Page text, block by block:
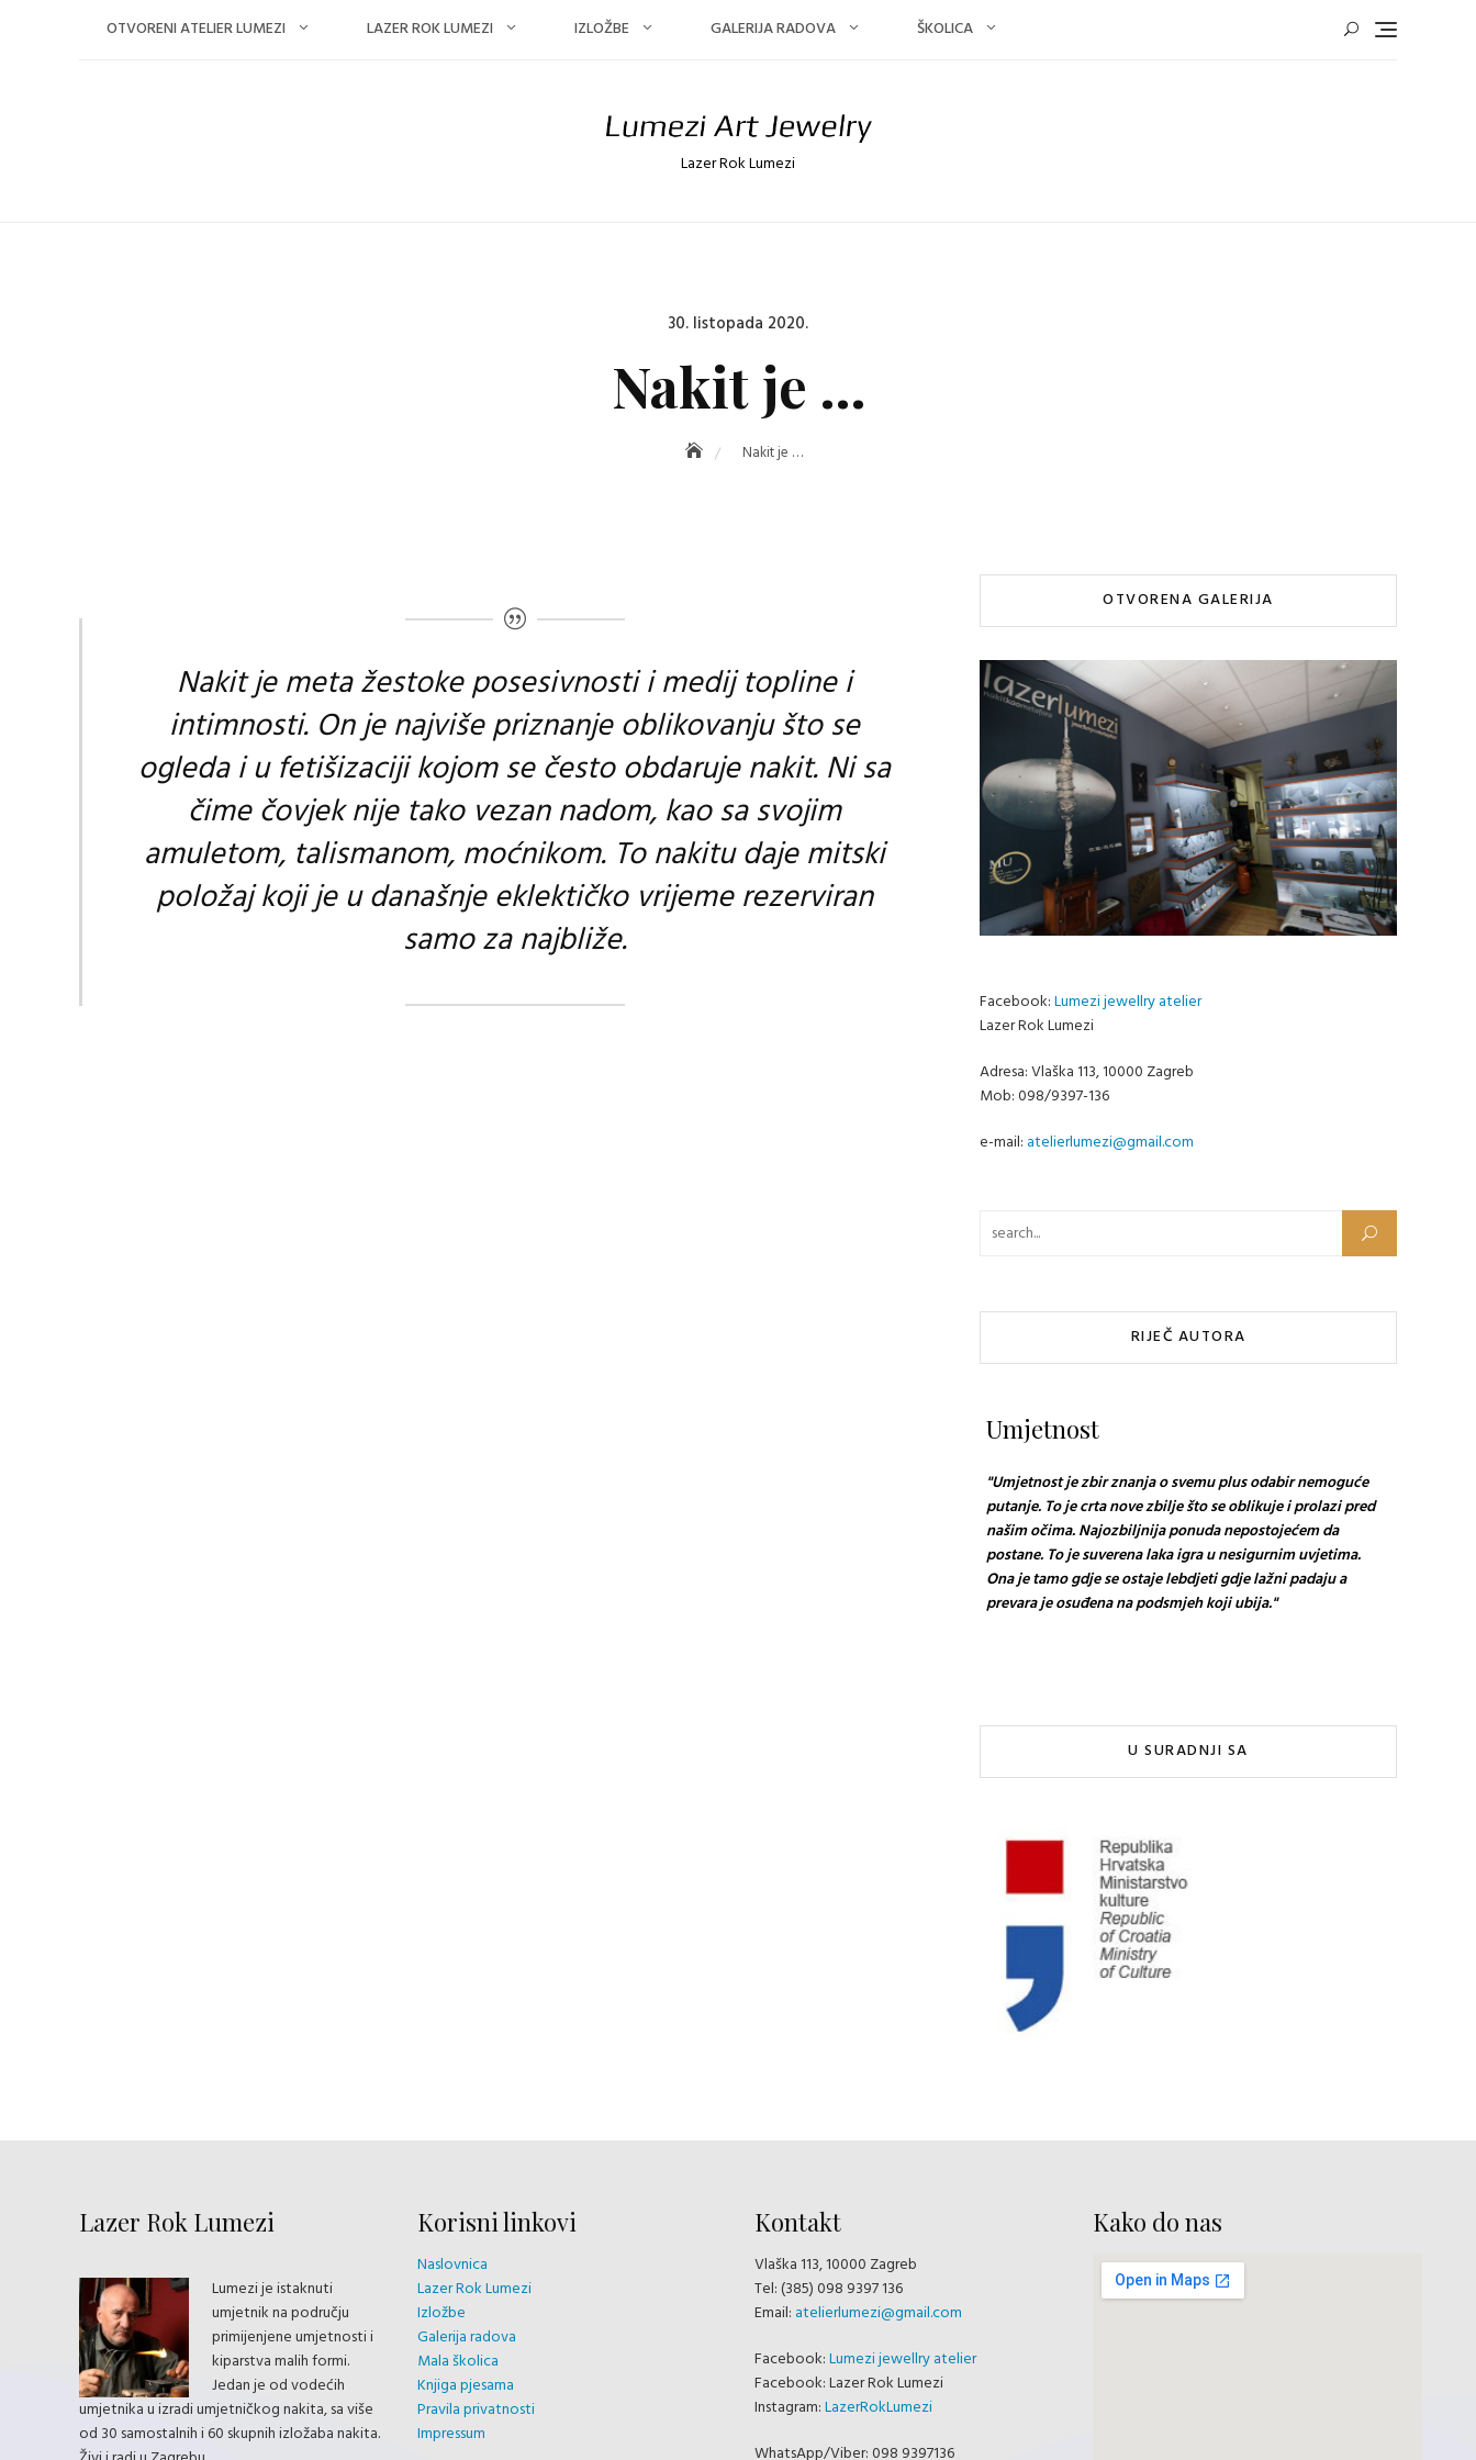
OTVORENI ATELIER LUMEZI LAZER ROK LUMEZI IZLOŽBE GALERIJA RADOVA ŠKOLICA
Lazer Rok Lumezi
Posted
30. listopada 2020.
Nakit je …
Nakit je …
Nakit je meta žestoke posesivnosti i medij topline i
intimnosti. On je najviše priznanje oblikovanju što se
ogleda i u fetišizaciji kojom se često obdaruje nakit. Ni sa
čime čovjek nije tako vezan nadom, kao sa svojim
amuletom, talismanom, moćnikom. To nakitu daje mitski
položaj koji je u današnje eklektičko vrijeme rezerviran
samo za najbliže.
OTVORENA GALERIJA
Facebook:Lumezi jewellry atelier
Lazer Rok Lumezi
Adresa: Vlaška 113, 10000 Zagreb
Mob: 098/9397-136
e-mail: atelierlumezi@gmail.com
Pretraži:
RIJEČ AUTORA
Umjetnost
"Umjetnost je zbir znanja o svemu plus odabir nemoguće
putanje. To je crta nove zbilje što se oblikuje i prolazi pred
našim očima. Najozbiljnija ponuda nepostojećem da
postane. To je suverena laka igra u nesigurnim uvjetima.
Ona je tamo gdje se ostaje lebdjeti gdje lažni padaju a
prevara je osuđena na podsmjeh koji ubija."
U SURADNJI SA
Lazer Rok Lumezi
Lumezi je istaknuti
umjetnik na području
primijenjene umjetnosti i
kiparstva malih formi.
Jedan je od vodećih
umjetnika u izradi umjetničkog nakita, sa više
od 30 samostalnih i 60 skupnih izložaba nakita.
Korisni linkovi
Naslovnica
Lazer Rok Lumezi
Izložbe
Galerija radova
Mala školica
Knjiga pjesama
Pravila privatnosti
Impressum
Kontakt
Vlaška 113, 10000 Zagreb
Tel: (385) 098 9397 136
Email: atelierlumezi@gmail.com
Facebook:Lumezi jewellry atelier
Facebook: Lazer Rok Lumezi
Instagram:LazerRokLumezi
WhatsApp/Viber: 098 9397136
Kako do nas